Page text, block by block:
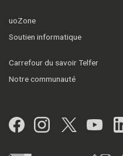
uoZone
Soutien informatique
Carrefour du savoir Telfer
Notre communauté
Facebook
Instagram